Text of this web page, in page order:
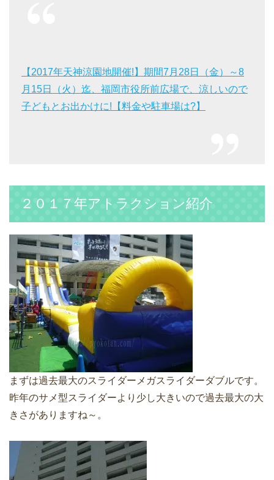
【2017年天神涼園地開催!】期間7月28日（金）～8
月15日（火）迄、福岡市役所前広場で、涼しいので
子どもとお出かけに!【料金や駐車場は?】
２０１７年アトラクション紹介
まずは過去最大のスライダーメガスライダーダブルです。
昨年のサメ型スライダーより少し大きいので過去最大の大
きさがありますね～。